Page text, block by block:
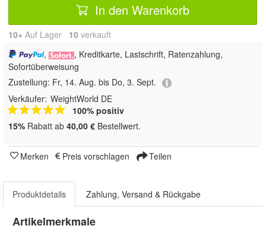
In den Warenkorb
10+ Auf Lager 10 verkauft
,
, Kreditkarte, Lastschrift, Ratenzahlung,
Sofortüberweisung
Zustellung: Fr, 14. Aug. bis Do, 3. Sept.
Verkäufer: WeightWorld DE
100% positiv
15% Rabatt ab 40,00 € Bestellwert.
Merken Preis vorschlagen Teilen
Produktdetails Zahlung, Versand & Rückgabe
Artikelmerkmale